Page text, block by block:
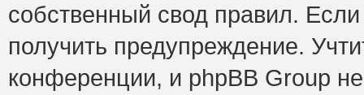
собственный свод правил.
получить предупреждение.
конференции, и phpBB Group